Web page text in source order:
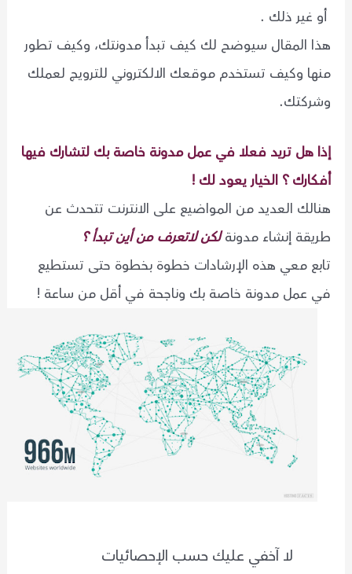
أو غير ذلك .
هذا المقال سيوضح لك كيف تبدأ مدونتك، وكيف تطور
منها وكيف تستخدم موقعك الالكتروني للترويج لعملك
وشركتك.
إذا هل تريد فعلا في عمل مدونة خاصة بك لتشارك فيها
أفكارك ؟ الخيار يعود لك !
هنالك العديد من المواضيع على الانترنت تتحدث عن
طريقة إنشاء مدونةلكن لاتعرف من أين تبدأ ؟
تابع معي هذه الإرشادات خطوة بخطوة حتى تستطيع
في عمل مدونة خاصة بك وناجحة في أقل من ساعة !
لا آخفي عليك حسب الإحصائيات